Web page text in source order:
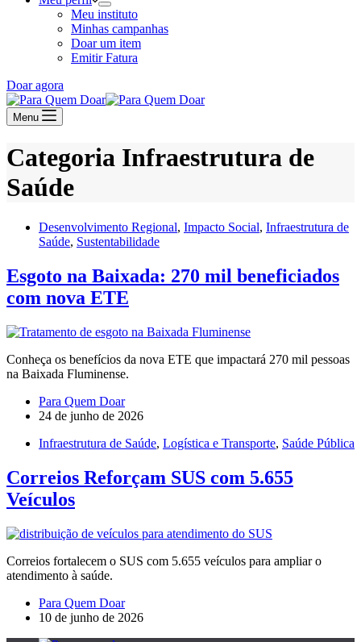
Meu instituto
Minhas campanhas
Doar um item
Emitir Fatura
Doar agora
Menu
Categoria Infraestrutura de
Saúde
Desenvolvimento Regional, Impacto Social, Infraestrutura de
Saúde, Sustentabilidade
Esgoto na Baixada: 270 mil beneficiados
com nova ETE
Conheça os benefícios da nova ETE que impactará 270 mil pessoas
na Baixada Fluminense.
Para Quem Doar
24 de junho de 2026
Infraestrutura de Saúde, Logística e Transporte, Saúde Pública
Correios Reforçam SUS com 5.655
Veículos
Correios fortalecem o SUS com 5.655 veículos para ampliar o
atendimento à saúde.
Para Quem Doar
10 de junho de 2026